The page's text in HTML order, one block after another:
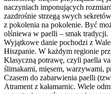
naczyniach imponujących
zazdrośnie strzegą swych
z pokolenia na pokolenie. Być
olśniewa w paelli – smak tradycji.
Wyjątkowe danie pochodzi z
Hiszpanie. W każdym regionie
Klasyczną potrawę, czyli paella
ślimakami, mięsem, warzywami,
Czasem do zabarwienia paelli
Atrament z kałamarnic. Wiele